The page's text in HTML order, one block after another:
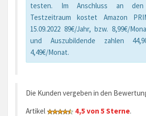
testen. Im Anschluss an den
Testzeitraum kostet Amazon
15.09.2022 89€/Jahr, bzw. 8,99€/
und Auszubildende zahlen
4,49€/Monat.
Die Kunden vergeben in den
Artikel
4,5 von 5 Sterne.